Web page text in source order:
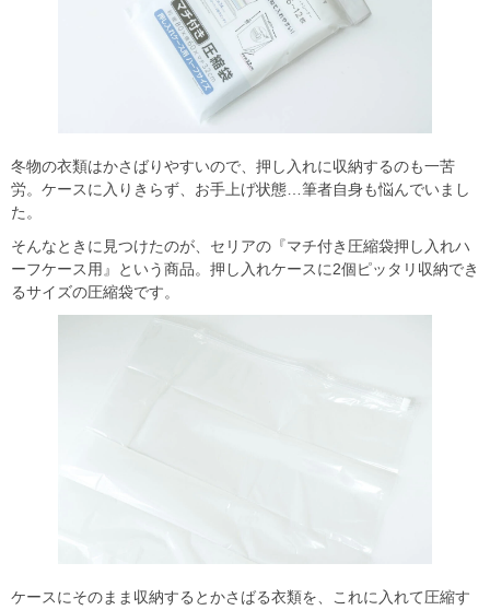
冬物の衣類はかさばりやすいので、押し入れに収納するのも一苦
労。ケースに入りきらず、お手上げ状態…筆者自身も悩んでいまし
た。
そんなときに見つけたのが、セリアの『マチ付き圧縮袋押し入れハ
ーフケース用』という商品。押し入れケースに2個ピッタリ収納でき
るサイズの圧縮袋です。
ケースにそのまま収納するとかさばる衣類を、これに入れて圧縮す